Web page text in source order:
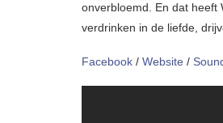
onverbloemd. En dat heeft
verdrinken in de liefde,
Facebook / Website /